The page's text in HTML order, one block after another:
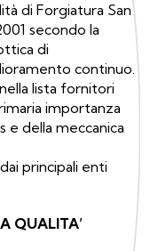
di Forgiatura San
secondo la
di
continuo.
lista fornitori
importanza
della meccanica
principali enti
QUALITA’